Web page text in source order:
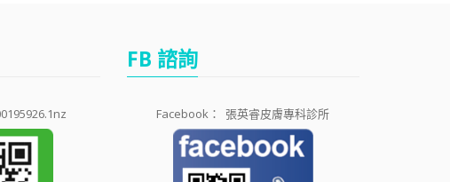
FB 諮詢
Facebook：張英睿皮膚專科診所